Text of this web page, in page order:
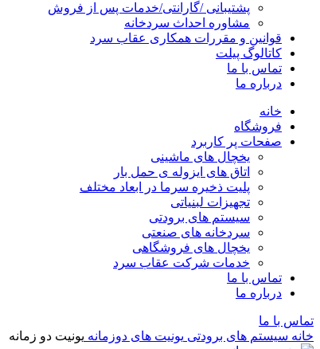
پشتیبانی /گارانتی/خدمات پس از فروش
مشاوره احداث سردخانه
قوانین و مقررات همکاری عقاب سرد
کاتالوگ پیلت
تماس با ما
درباره ما
خانه
فروشگاه
صفحات پر کاربرد
یخچال های ماشینی
اتاق های ایزوله ی حمل بار
پلیت ذخیره سرما در ابعاد مختلف
تجهیزات لبنیاتی
سیستم های برودتی
سردخانه های صنعتی
یخچال های فروشگاهی
خدمات شرکت عقاب سرد
تماس با ما
درباره ما
تماس با ما
خانه سیستم های برودتی یونیت های دوزمانه یونیت دو زمانه